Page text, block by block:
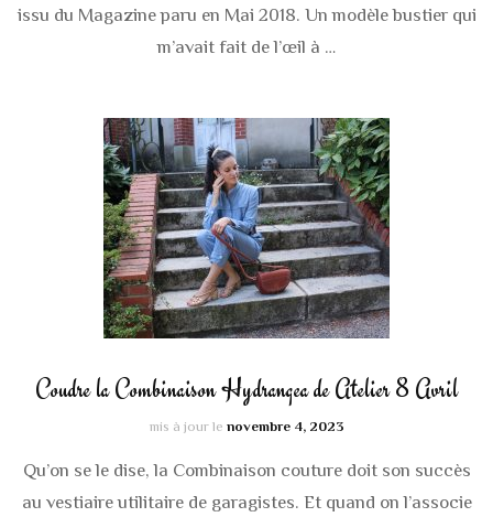
issu du Magazine paru en Mai 2018. Un modèle bustier qui
m’avait fait de l’œil à …
Coudre la Combinaison Hydrangea de Atelier 8 Avril
mis à jour le novembre 4, 2023
Qu’on se le dise, la Combinaison couture doit son succès
au vestiaire utilitaire de garagistes. Et quand on l’associe